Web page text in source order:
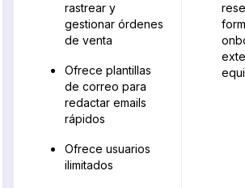
rastrear y
gestionar órdenes
de venta
Ofrece plantillas
de correo para
redactar emails
rápidos
Ofrece usuarios
ilimitados